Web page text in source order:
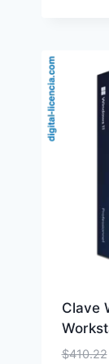
Clave
$410.22